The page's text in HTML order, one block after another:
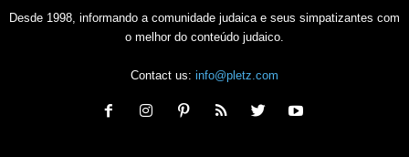
Desde 1998, informando a comunidade judaica e seus simpatizantes com
o melhor do conteúdo judaico.
Contact us: info@pletz.com